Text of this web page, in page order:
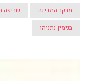
מבקר המדינה שריפה
בנימין נתניהו